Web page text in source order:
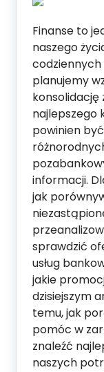
Finanse to
naszego
codziennych
planujemy
najlepszego
powinien
informacji.
jak
sprawdzić
usług
jakie
dzisiejszym
temu, jak
pomóc w
znaleźć
naszych